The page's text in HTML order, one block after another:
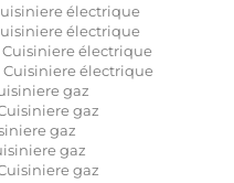
électrique
électrique
Cuisiniere électrique
Cuisiniere électrique
gaz
gaz
gaz
gaz
gaz